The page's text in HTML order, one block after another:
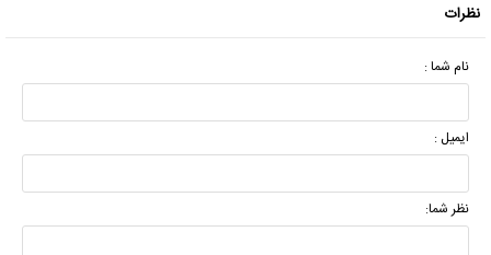
نظرات
نام شما :
ایمیل :
نظر شما: